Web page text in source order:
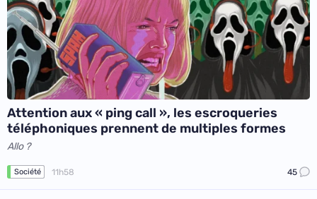
Attention aux « ping call », les escroqueries
téléphoniques prennent de multiples formes
Allo ?
Société 11h58 45